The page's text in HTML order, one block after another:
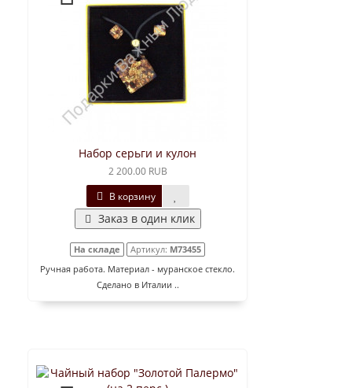
Набор серьги и кулон
2 200.00 RUB
В корзину
Заказ в один клик
На складе Артикул: М73455
Ручная работа. Материал - муранское стекло.
Сделано в Италии ..